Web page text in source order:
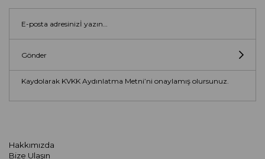
Hakkımızda
Bize Ulaşın
Gönder
Kaydolarak KVKK Aydınlatma Metni’ni onaylamış olursunuz.